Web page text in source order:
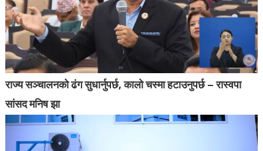
राज्य सञ्चालनको ढंग सुधार्नुपर्छ, कालो चस्मा हटाउनुपर्छ – रास्वपा
सांसद मनिष झा